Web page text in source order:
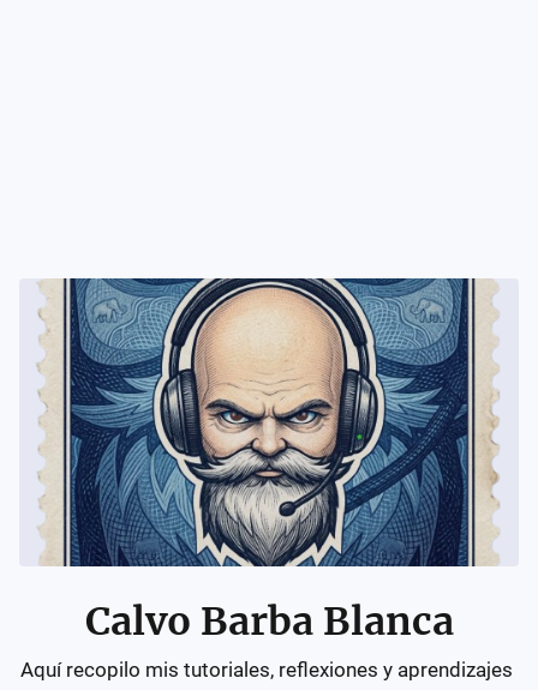
Calvo Barba Blanca
Aquí recopilo mis tutoriales, reflexiones y aprendizajes